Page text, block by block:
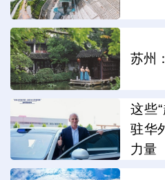
苏州
这些
驻华
力量